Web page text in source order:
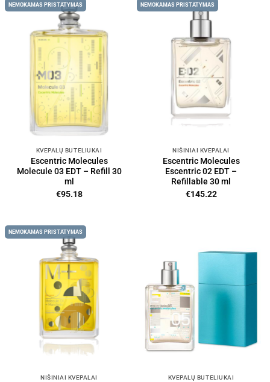
NEMOKAMAS PRISTATYMAS
KVEPALŲ BUTELIUKAI
Escentric Molecules
Molecule 03 EDT – Refill 30
ml
€95.18
NEMOKAMAS PRISTATYMAS
NIŠINIAI KVEPALAI
Escentric Molecules
Escentric 02 EDT –
Refillable 30 ml
€145.22
NEMOKAMAS PRISTATYMAS
NIŠINIAI KVEPALAI KVEPALŲ BUTELIUKAI